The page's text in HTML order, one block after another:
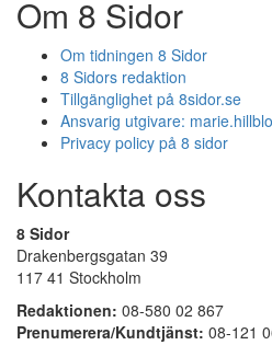
Om 8 Sidor
Om tidningen 8 Sidor
8 Sidors redaktion
Tillgänglighet på 8sidor.se
Ansvarig utgivare:
Privacy policy på 8 sidor
Kontakta oss
8 Sidor
Drakenbergsgatan 39
117 41 Stockholm
Redaktionen: 08-580 02 867
Prenumerera/Kundtjänst: 08-121